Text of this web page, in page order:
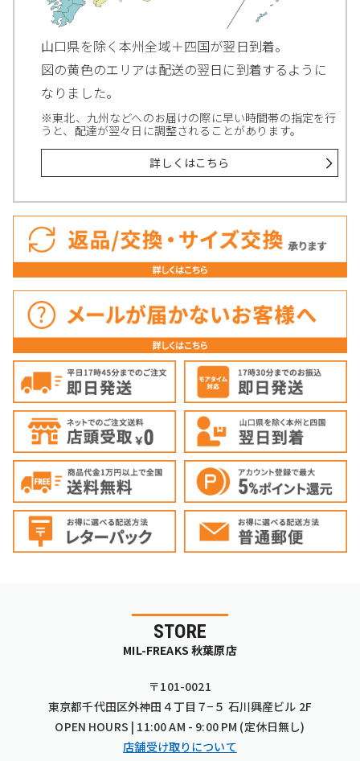
山口県を除く本州全域＋四国が翌日到着。
図の黄色のエリアは配送の翌日に到着するように
なりました。
※東北、九州などへのお届けの際に早い時間帯の指定を行
うと、配達が翌々日に調整されることがあります。
詳しくはこちら
STORE
MIL-FREAKS 秋葉原店
〒101-0021
東京都千代田区外神田４丁目７−５ 石川興産ビル 2F
OPEN HOURS | 11:00 AM - 9:00 PM (定休日無し)
店舗受け取りについて